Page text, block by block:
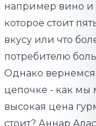
например вино и
которое стоит
вкусу или что
потребителю
Однако вернемся
цепочке - как мы
высокая цена
стоит? Аннар